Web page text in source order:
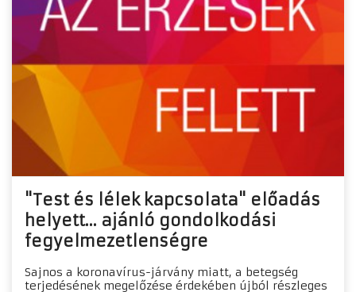
"Test és lélek kapcsolata" előadás
helyett... ajánló gondolkodási
fegyelmezetlenségre
Sajnos a koronavírus-járvány miatt, a betegség
terjedésének megelőzése érdekében újból részleges